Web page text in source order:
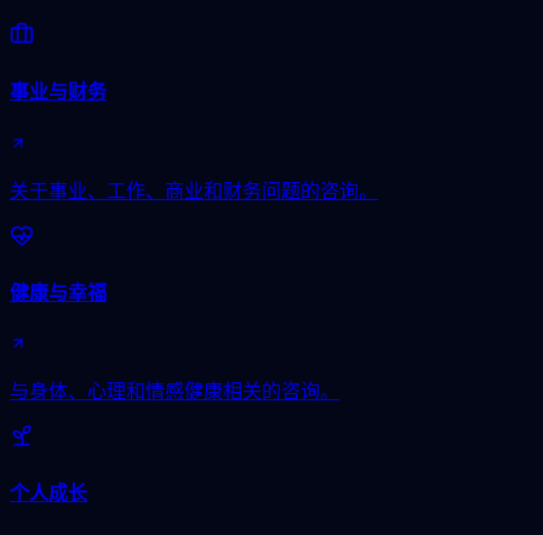
事业与财务
关于事业、工作、商业和财务问题的咨询。
健康与幸福
与身体、心理和情感健康相关的咨询。
个人成长